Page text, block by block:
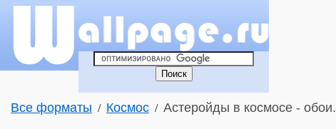
Все форматы / Космос / Астеройды в космосе - обои.